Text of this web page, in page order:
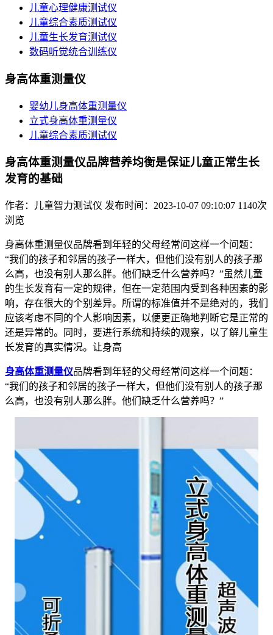
儿童心理健康测试仪
儿童综合素质测试仪
儿童生长发育测试仪
数码听觉统合训练仪
身高体重测量仪
婴幼儿身高体重测量仪
立式身高体重测量仪
儿童综合素质测试仪
身高体重测量仪品牌营养均衡是保证儿童正常生长
发育的基础
作者：儿童智力测试仪 发布时间：2023-10-07 09:10:07 1140次
浏览
身高体重测量仪品牌看到年轻的父母经常问这样一个问题：
“我们的孩子和邻居的孩子一样大，但他们没有别人的孩子那
么高，也没有别人那么胖。他们缺乏什么营养吗？”虽然儿童
的生长发育有一定的规律，但在一定范围内受到各种因素的影
响，存在很大的个别差异。所谓的标准值并不是绝对的，我们
应该考虑不同的个人影响因素，以便更正确地判断它是正常的
还是异常的。同时，要进行系统和持续的观察，以了解儿童生
长发育的真实情况。让身高
身高体重测量仪品牌看到年轻的父母经常问这样一个问题：
“我们的孩子和邻居的孩子一样大，但他们没有别人的孩子那
么高，也没有别人那么胖。他们缺乏什么营养吗？”